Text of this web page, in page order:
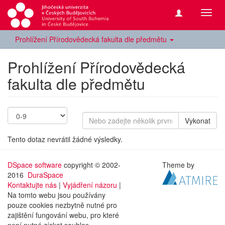
Prohlížení Přírodovědecká fakulta dle předmětu
Prohlížení Přírodovědecká
fakulta dle předmětu
Vykonat
Tento dotaz nevrátil žádné výsledky.
DSpace software copyright © 2002-
2016 DuraSpace
Kontaktujte nás | Vyjádření názoru |
Na tomto webu jsou používány
pouze cookies nezbytně nutné pro
zajištění fungování webu, pro které
Theme by